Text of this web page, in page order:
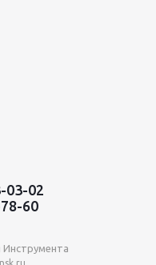
03-02
60
Инструмента